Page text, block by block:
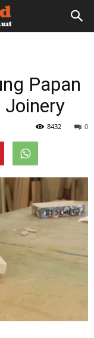
Papan
Joinery
0
8432